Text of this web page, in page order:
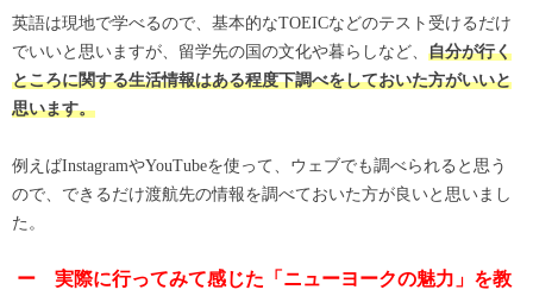
英語は現地で学べるので、基本的なTOEICなどのテスト受けるだけ
でいいと思いますが、留学先の国の文化や暮らしなど、
自分が行く
ところに関する生活情報はある程度下調べをしておいた方がいいと
思います。
例えばInstagramやYouTubeを使って、ウェブでも調べられると思う
ので、できるだけ渡航先の情報を調べておいた方が良いと思いまし
た。
ー 実際に行ってみて感じた「ニューヨークの魅力」を教